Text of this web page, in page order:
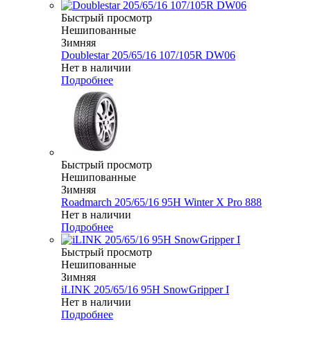
Быстрый просмотр
Нешипованные
Зимняя
Doublestar 205/65/16 107/105R DW06
Нет в наличии
Подробнее
Быстрый просмотр
Нешипованные
Зимняя
Roadmarch 205/65/16 95H Winter X Pro 888
Нет в наличии
Подробнее
Быстрый просмотр
Нешипованные
Зимняя
iLINK 205/65/16 95H SnowGripper I
Нет в наличии
Подробнее